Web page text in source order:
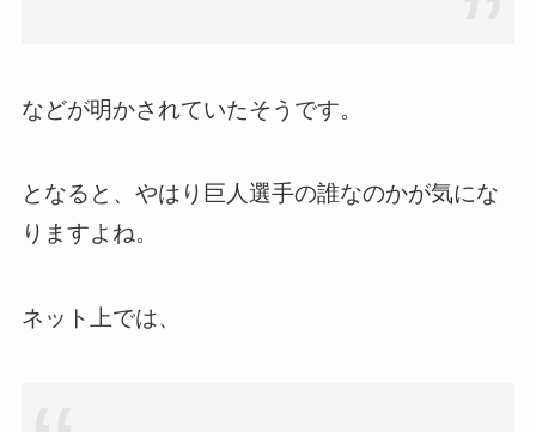
などが明かされていたそうです。
となると、やはり巨人選手の誰なのかが気にな
りますよね。
ネット上では、